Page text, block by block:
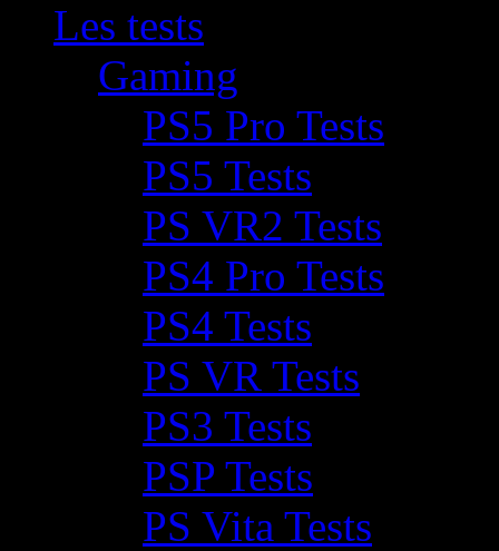
Les tests
Gaming
PS5 Pro Tests
PS5 Tests
PS VR2 Tests
PS4 Pro Tests
PS4 Tests
PS VR Tests
PS3 Tests
PSP Tests
PS Vita Tests